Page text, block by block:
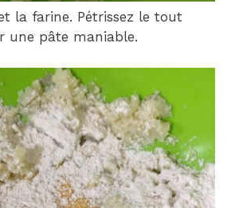
la farine. Pétrissez le tout
une pâte maniable.